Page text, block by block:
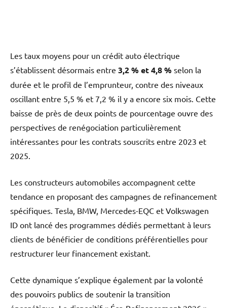
Les taux moyens pour un crédit auto électrique
s’établissent désormais entre 3,2 % et 4,8 % selon la
durée et le profil de l’emprunteur, contre des niveaux
oscillant entre 5,5 % et 7,2 % il y a encore six mois. Cette
baisse de près de deux points de pourcentage ouvre des
perspectives de renégociation particulièrement
intéressantes pour les contrats souscrits entre 2023 et
2025.
Les constructeurs automobiles accompagnent cette
tendance en proposant des campagnes de refinancement
spécifiques. Tesla, BMW, Mercedes-EQC et Volkswagen
ID ont lancé des programmes dédiés permettant à leurs
clients de bénéficier de conditions préférentielles pour
restructurer leur financement existant.
Cette dynamique s’explique également par la volonté
des pouvoirs publics de soutenir la transition